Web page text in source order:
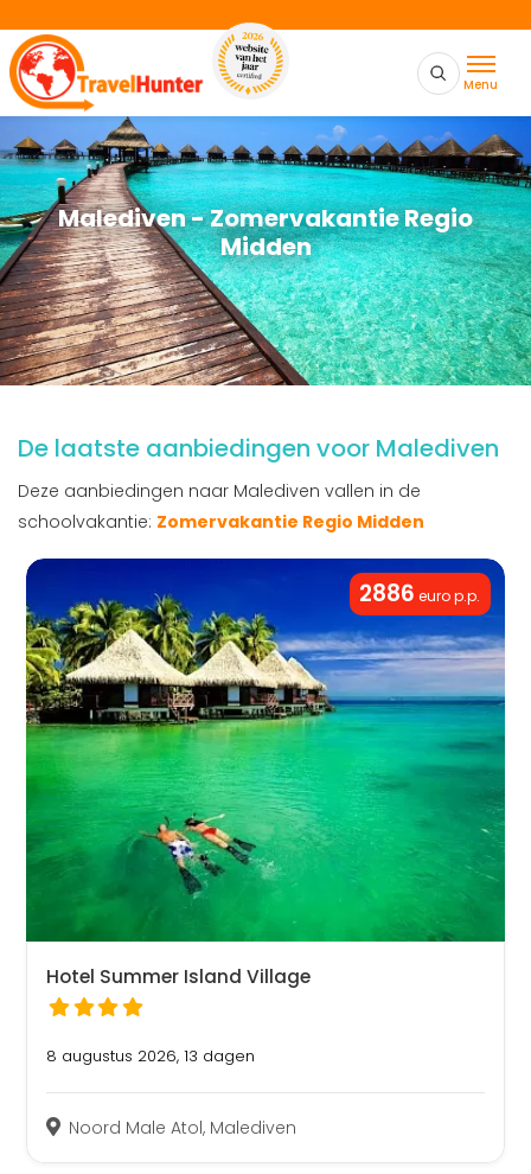
Menu
Malediven - Zomervakantie Regio
Midden
De laatste aanbiedingen voor Malediven
Deze aanbiedingen naar Malediven vallen in de
schoolvakantie: Zomervakantie Regio Midden
2886 euro p.p.
Hotel Summer Island Village
8 augustus 2026, 13 dagen
Noord Male Atol, Malediven